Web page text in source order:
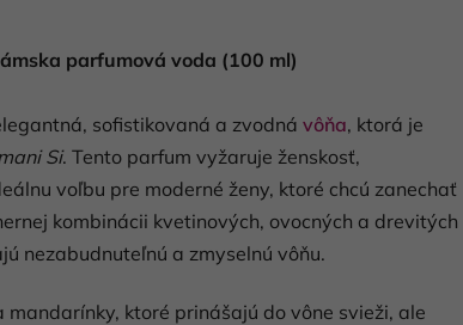
parfumová voda (100 ml)
sofistikovaná a zvodná vôňa, ktorá je
Si. Tento parfum vyžaruje ženskosť,
voľbu pre moderné ženy, ktoré chcú zanechať
kombinácii kvetinových, ovocných a drevitých
nezabudnuteľnú a zmyselnú vôňu.
ktoré prinášajú do vône svieži, ale